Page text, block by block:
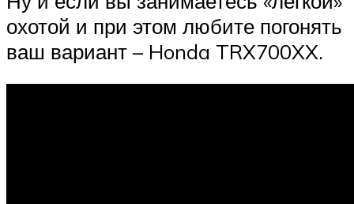
охотой и при этом любите погонять
ваш вариант – Honda TRX700XX.